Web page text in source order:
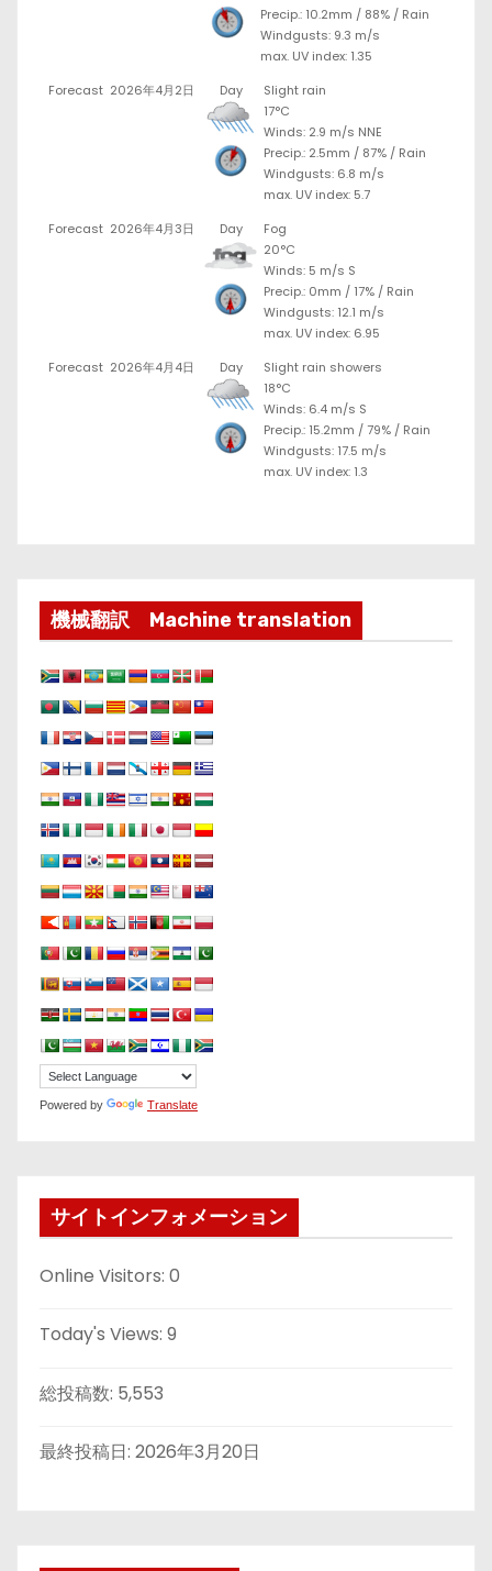
Precip.: 10.2mm / 88% / Rain
Windgusts: 9.3 m/s
max. UV index: 1.35
Forecast 2026年4月2日 Day
Slight rain
17°C
Winds: 2.9 m/s NNE
Precip.: 2.5mm / 87% / Rain
Windgusts: 6.8 m/s
max. UV index: 5.7
Forecast 2026年4月3日 Day
Fog
20°C
Winds: 5 m/s S
Precip.: 0mm / 17% / Rain
Windgusts: 12.1 m/s
max. UV index: 6.95
Forecast 2026年4月4日 Day
Slight rain showers
18°C
Winds: 6.4 m/s S
Precip.: 15.2mm /79% / Rain
Windgusts: 17.5 m/s
max. UV index: 1.3
機械翻訳 Machine translation
Powered by Translate
サイトインフォメーション
Online Visitors: 0
Today's Views: 9
総投稿数: 5,553
最終投稿日: 2026年3月20日